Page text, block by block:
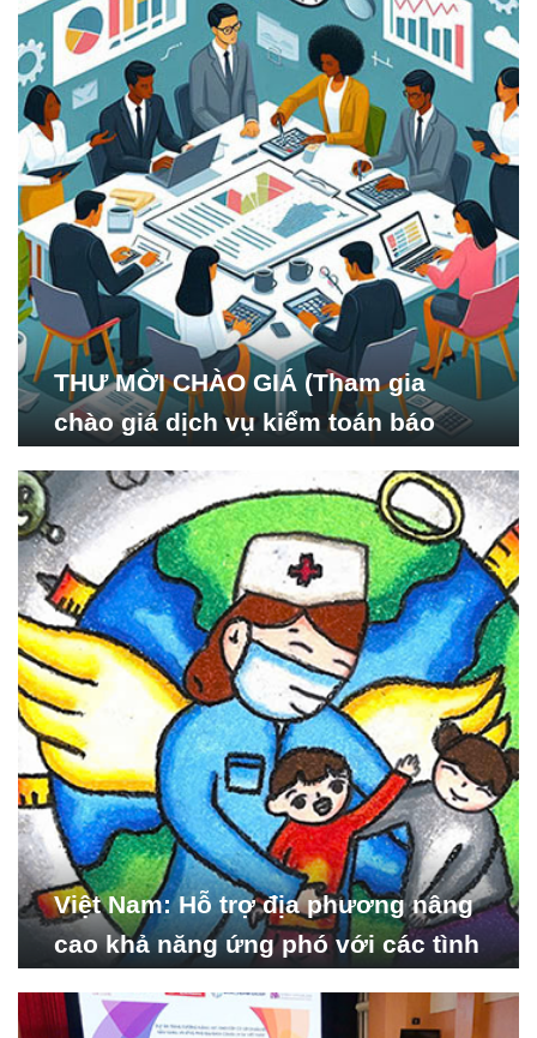
THƯ MỜI CHÀO GIÁ (Tham gia
chào giá dịch vụ kiểm toán báo
Nghiên cứu Phát triển Xã
hội_ISDS)
Việt Nam: Hỗ trợ địa phương nâng
cao khả năng ứng phó với các tình